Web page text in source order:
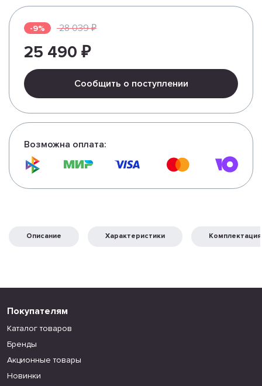
-9% 28 039 ₽
25 490 ₽
Сообщить о поступлении
Возможна оплата:
Описание Характеристики Комплектация
Покупателям
Каталог товаров
Бренды
Акционные товары
Новинки